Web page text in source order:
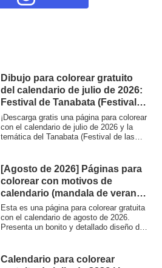
Dibujo para colorear gratuito
del calendario de julio de 2026:
Festival de Tanabata (Festival
de las Estrellas) | Descubre la
cultura japonesa
¡Descarga gratis una página para colorear
con el calendario de julio de 2026 y la
temática del Tanabata (Festival de las
sobre la cultura japonesa. El calendario
incluye la lectura en hiragana de los días
de la semana. Un recurso educativo ideal
tanto para niños como para adultos.
[Agosto de 2026] Páginas para
colorear con motivos de
calendario (mandala de verano,
girasoles y fuegos artificiales) |
Imprimibles y descargas
gratuitas | Coloring Planet
Esta es una página para colorear gratuita
con el calendario de agosto de 2026.
Presenta un bonito y detallado diseño de
artificiales y campanas de viento. Es
ideal para las vacaciones de verano de
Calendario para colorear